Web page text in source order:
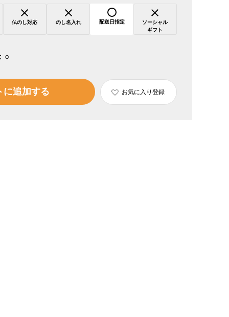
仏のし対応 のし名入れ 配送日指定
ソーシャル
ギフト
○
に追加する お気に入り登録